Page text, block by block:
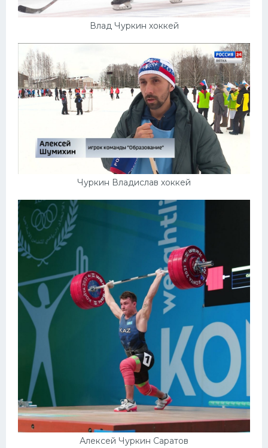
Влад Чуркин хоккей
Чуркин Владислав хоккей
Алексей Чуркин Саратов